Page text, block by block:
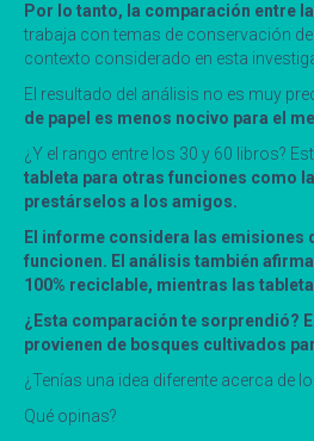
Por lo tanto, la comparación entre
trabaja con temas de conservación
contexto considerado en esta
El resultado del análisis no es muy
de papel es menos nocivo para el
¿Y el rango entre los 30 y 60 libros?
tableta para otras funciones como
prestárselos a los amigos.
El informe considera las emisiones
funcionen. El análisis también
100% reciclable, mientras las
¿Esta comparación te sorprendió?
provienen de bosques cultivados
¿Tenías una idea diferente acerca de
Qué opinas?